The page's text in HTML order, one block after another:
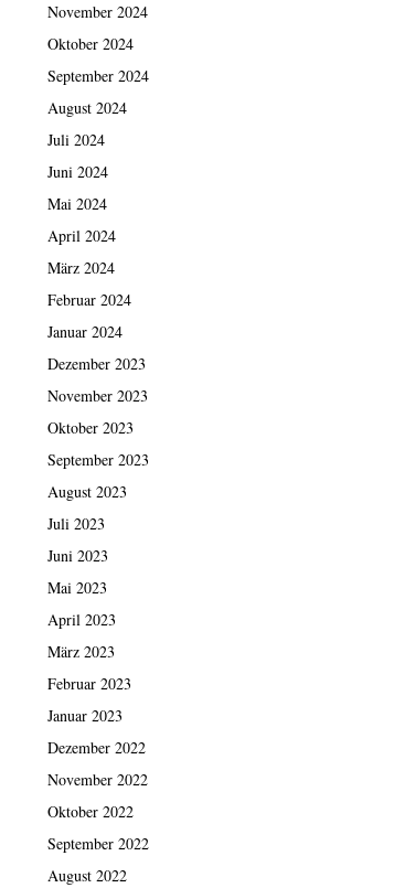
November 2024
Oktober 2024
September 2024
August 2024
Juli 2024
Juni 2024
Mai 2024
April 2024
März 2024
Februar 2024
Januar 2024
Dezember 2023
November 2023
Oktober 2023
September 2023
August 2023
Juli 2023
Juni 2023
Mai 2023
April 2023
März 2023
Februar 2023
Januar 2023
Dezember 2022
November 2022
Oktober 2022
September 2022
August 2022